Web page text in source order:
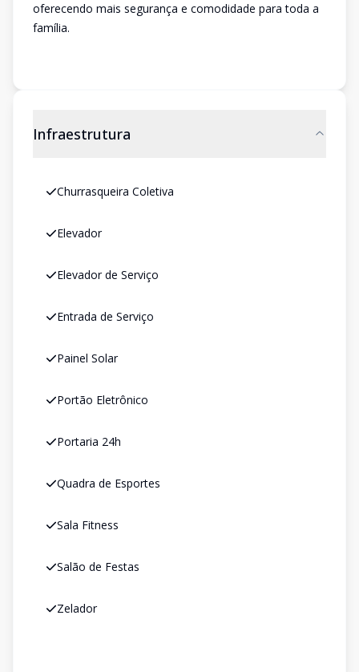
oferecendo mais segurança e comodidade para toda a
família.
Infraestrutura
Churrasqueira Coletiva
Elevador
Elevador de Serviço
Entrada de Serviço
Painel Solar
Portão Eletrônico
Portaria 24h
Quadra de Esportes
Sala Fitness
Salão de Festas
Zelador